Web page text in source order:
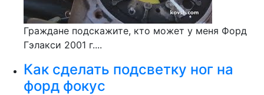
Граждане подскажите, кто может у меня Форд
Гэлакси 2001 г....
Как сделать подсветку ног на
форд фокус